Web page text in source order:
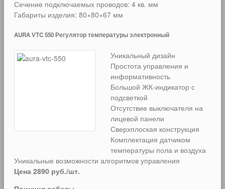
Сечение подключаемых проводов: 4 кв. мм
Габариты изделия: 80×80×67 мм
AURA VTC 550 Регулятор температуры электронный
Уникальный дизайн
Простота управления и
информативность
Большой ЖК-индикатор с
подсветкой
Отсутствие выключателя на
лицевой панели
Сверхплоская конструкция
Комплектация датчиком
температуры пола и воздуха
Уникальные возможности алгоритмов управления
Цена 2890 руб./шт.